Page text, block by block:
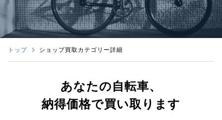
トップ ショップ買取カテゴリー詳細
あなたの自転車、
納得価格で買い取ります